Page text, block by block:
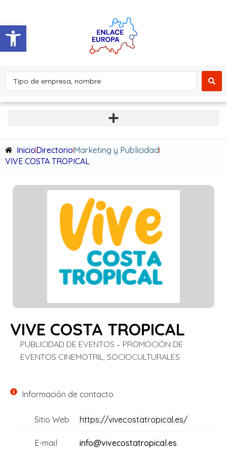
Abrir barra de herramientas
InicioDirectorioMarketing y Publicidad
VIVE COSTA TROPICAL
VIVE COSTA TROPICAL
PUBLICIDAD DE EVENTOS – PROMOCIÓN DE
EVENTOS CINEMOTRIL, SOCIOCULTURALES
Información de contacto
Sitio Web https://vivecostatropical.es/
E-mail info@vivecostatropical.es